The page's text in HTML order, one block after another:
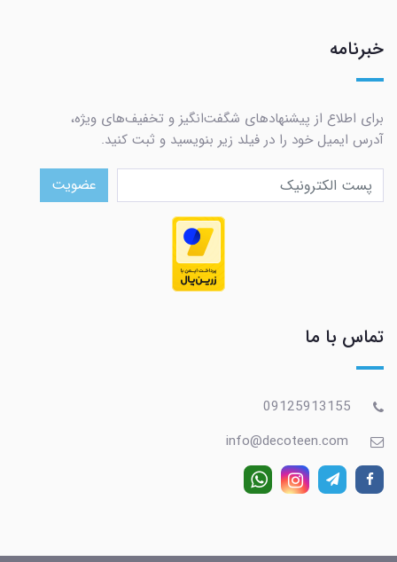
خبرنامه
برای اطلاع از پیشنهادهای شگفت‌انگیز و تخفیف‌های ویژه،
آدرس ایمیل خود را در فیلد زیر بنویسید و ثبت کنید.
عضویت
تماس با ما